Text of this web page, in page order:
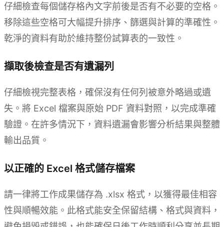
仔細檢查每個儲存格內文字前後是否有不必要的空格。
移除這些空格可大幅提升排序、篩選與計算的準確性。
乾淨的資料有助於維持整份試算表的一致性。
擷取後檢查是否有遺漏列
仔細檢視完整表格，確保沒有任何列被意外略過或遺
失。將 Excel 檔案與原始 PDF 資料對照，以完成準確
驗證。在許多情況下，資料遺漏會影響分析結果與整體
輸出品質。
以正確的 Excel 格式儲存檔案
請一律將工作成果儲存為 .xlsx 格式，以獲得最佳相容
性與順暢效能。此格式能安全保留結構、格式與資料，